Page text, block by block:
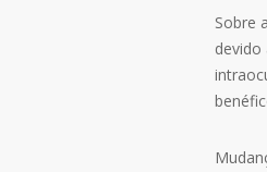
Sobre
devido